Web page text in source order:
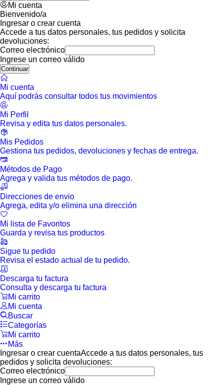
Mi cuenta
Bienvenido/a
Ingresar o crear cuenta
Accede a tus datos personales, tus pedidos y solicita
devoluciones:
Correo electrónico
Ingrese un correo válido
Continuar
Mi cuenta
Aquí podrás consultar todos tus movimientos
Mi Perfil
Revisa y edita tus datos personales.
Mis Pedidos
Gestiona tus pedidos, devoluciones y fechas de entrega.
Métodos de Pago
Agrega y valida tus métodos de pago.
Direcciones de envio
Agrega, edita y/o elimina una dirección
Mi lista de Favoritos
Guarda y revisa tus productos
Sigue tu pedido
Revisa el estado actual de tu pedido.
Descarga tu factura
Consulta y descarga tu factura
Mi carrito
Mi cuenta
Buscar
Categorías
Mi carrito
Más
Ingresar o crear cuentaAccede a tus datos personales, tus
pedidos y solicita devoluciones:
Correo electrónico
Ingrese un correo válido